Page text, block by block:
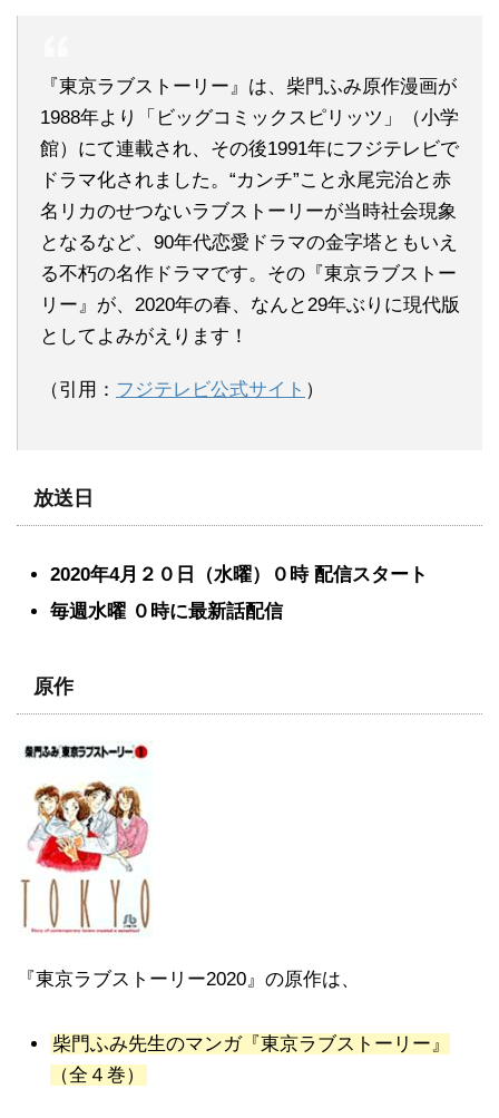
『東京ラブストーリー』は、柴門ふみ原作漫画が
1988年より「ビッグコミックスピリッツ」（小学
館）にて連載され、その後1991年にフジテレビで
ドラマ化されました。“カンチ”こと永尾完治と赤
名リカのせつないラブストーリーが当時社会現象
となるなど、90年代恋愛ドラマの金字塔ともいえ
る不朽の名作ドラマです。その『東京ラブストー
リー』が、2020年の春、なんと29年ぶりに現代版
としてよみがえります！
（引用： フジテレビ公式サイト ）
放送日
2020年4月２０日（水曜）０時 配信スタート
毎週水曜 ０時に最新話配信
原作
『東京ラブストーリー2020』の原作は、
柴門ふみ先生のマンガ『東京ラブストーリー』
（全４巻）